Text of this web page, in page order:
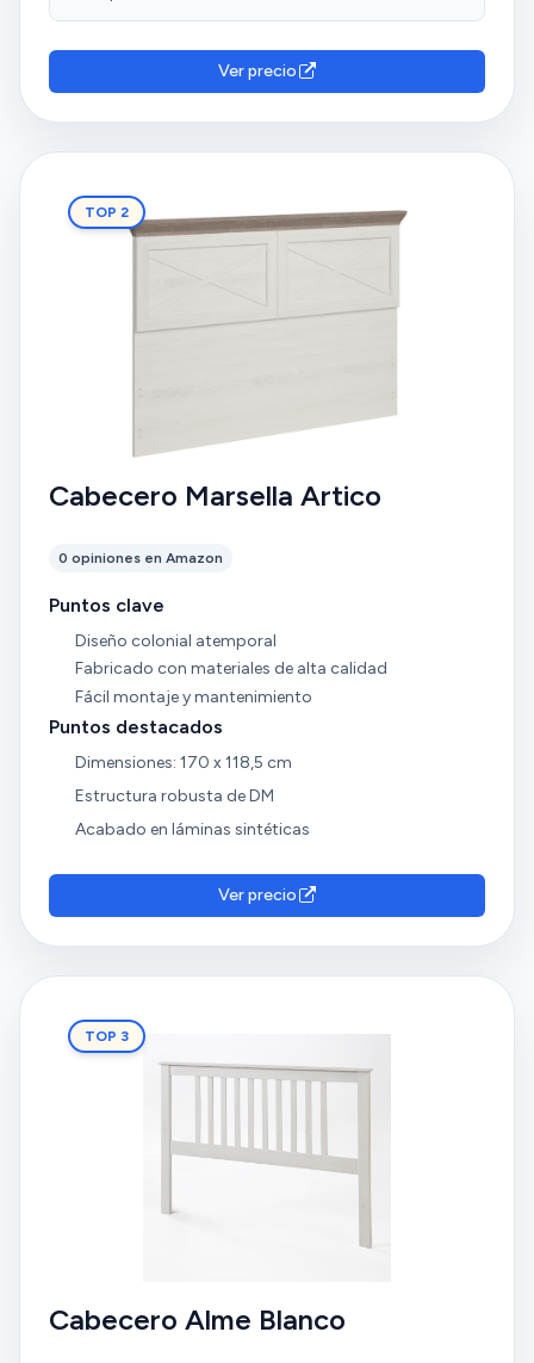
Ver precio
TOP 2
Cabecero Marsella Artico
0 opiniones en Amazon
Puntos clave
Diseño colonial atemporal
Fabricado con materiales de alta calidad
Fácil montaje y mantenimiento
Puntos destacados
Dimensiones: 170 x 118,5 cm
Estructura robusta de DM
Acabado en láminas sintéticas
Ver precio
TOP 3
Cabecero Alme Blanco